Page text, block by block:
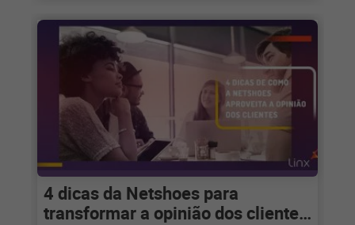
4 dicas da Netshoes para
transformar a opinião dos clientes